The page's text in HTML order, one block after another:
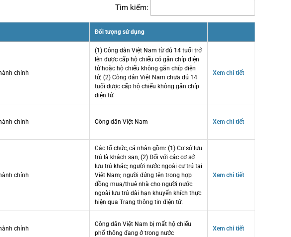
Tìm kiếm:
Đối tượng sử dụng
chính
(1) Công dân Việt Nam từ đủ 14 tuổi trở
lên được cấp hộ chiếu có gắn chíp điện
tử hoặc hộ chiếu không gắn chíp điện
tử; (2) Công dân Việt Nam chưa đủ 14
tuổi được cấp hộ chiếu không gắn chíp
điện tử.
Xem chi tiết
chính Công dân Việt Nam Xem chi tiết
chính
Các tổ chức, cá nhân gồm: (1) Cơ sở lưu
trú là khách sạn, (2) Đối với các cơ sở
lưu trú khác; người nước ngoài cư trú tại
Việt Nam; người đứng tên trong hợp
đồng mua/thuê nhà cho người nước
ngoài lưu trú dài hạn khuyến khích thực
hiện qua Trang thông tin điện tử.
Xem chi tiết
chính
Công dân Việt Nam bị mất hộ chiếu
phổ thông đang ở trong nước
Xem chi tiết